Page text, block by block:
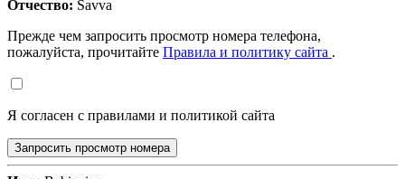
Отчество: Savva
Прежде чем запросить просмотр номера телефона,
пожалуйста, прочитайте Правила и политику сайта .
Я согласен с правилами и политикой сайта
Запросить просмотр номера